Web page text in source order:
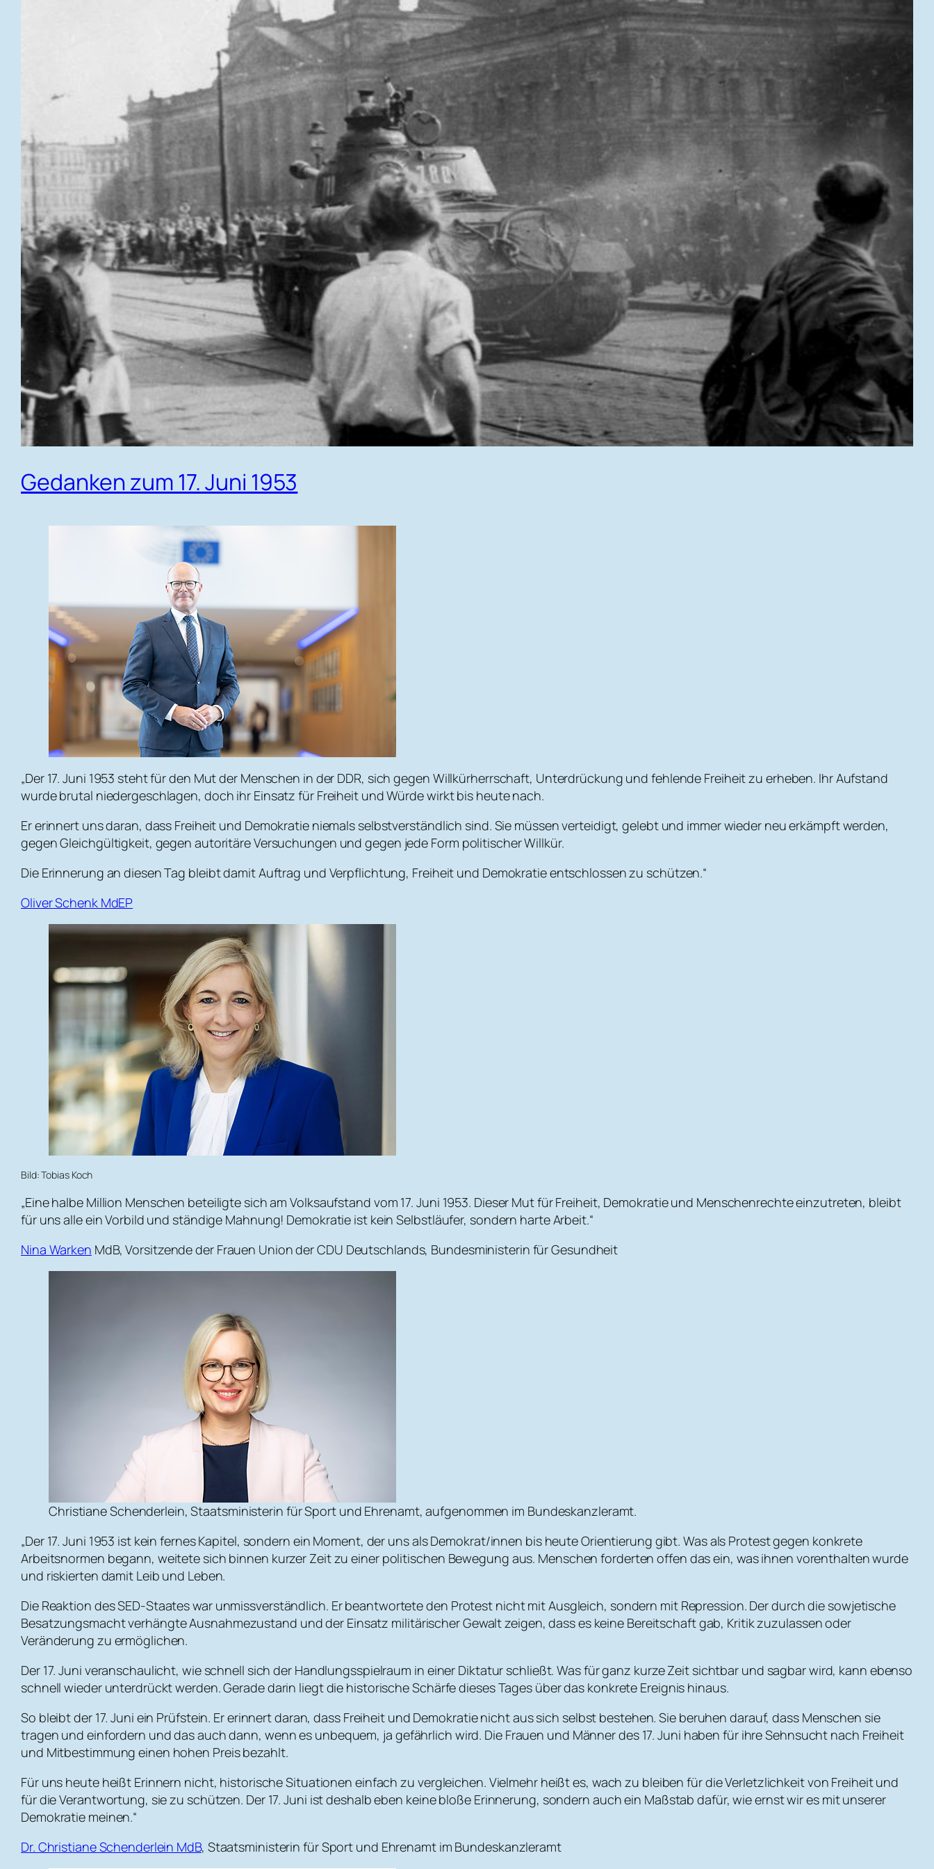
Gedanken zum 17. Juni 1953
„Der 17. Juni 1953 steht für den Mut der Menschen in der DDR, sich gegen Willkürherrschaft, Unterdrückung und fehlende Freiheit zu erheben. Ihr Aufstand
wurde brutal niedergeschlagen, doch ihr Einsatz für Freiheit und Würde wirkt bis heute nach.
Er erinnert uns daran, dass Freiheit und Demokratie niemals selbstverständlich sind. Sie müssen verteidigt, gelebt und immer wieder neu erkämpft werden,
gegen Gleichgültigkeit, gegen autoritäre Versuchungen und gegen jede Form politischer Willkür.
Die Erinnerung an diesen Tag bleibt damit Auftrag und Verpflichtung, Freiheit und Demokratie entschlossen zu schützen.“
Oliver Schenk MdEP
Bild: Tobias Koch
„Eine halbe Million Menschen beteiligte sich am Volksaufstand vom 17. Juni 1953. Dieser Mut für Freiheit, Demokratie und Menschenrechte einzutreten, bleibt
für uns alle ein Vorbild und ständige Mahnung! Demokratie ist kein Selbstläufer, sondern harte Arbeit.“
Nina Warken MdB, Vorsitzende der Frauen Union der CDU Deutschlands, Bundesministerin für Gesundheit
Christiane Schenderlein, Staatsministerin für Sport und Ehrenamt, aufgenommen im Bundeskanzleramt.
„Der 17. Juni 1953 ist kein fernes Kapitel, sondern ein Moment, der uns als Demokrat/innen bis heute Orientierung gibt. Was als Protest gegen konkrete
Arbeitsnormen begann, weitete sich binnen kurzer Zeit zu einer politischen Bewegung aus. Menschen forderten offen das ein, was ihnen vorenthalten wurde
und riskierten damit Leib und Leben.
Die Reaktion des SED-Staates war unmissverständlich. Er beantwortete den Protest nicht mit Ausgleich, sondern mit Repression. Der durch die sowjetische
Besatzungsmacht verhängte Ausnahmezustand und der Einsatz militärischer Gewalt zeigen, dass es keine Bereitschaft gab, Kritik zuzulassen oder
Veränderung zu ermöglichen.
Der 17. Juni veranschaulicht, wie schnell sich der Handlungsspielraum in einer Diktatur schließt. Was für ganz kurze Zeit sichtbar und sagbar wird, kann ebenso
schnell wieder unterdrückt werden. Gerade darin liegt die historische Schärfe dieses Tages über das konkrete Ereignis hinaus.
So bleibt der 17. Juni ein Prüfstein. Er erinnert daran, dass Freiheit und Demokratie nicht aus sich selbst bestehen. Sie beruhen darauf, dass Menschen sie
tragen und einfordern und das auch dann, wenn es unbequem, ja gefährlich wird. Die Frauen und Männer des 17. Juni haben für ihre Sehnsucht nach Freiheit
und Mitbestimmung einen hohen Preis bezahlt.
Für uns heute heißt Erinnern nicht, historische Situationen einfach zu vergleichen. Vielmehr heißt es, wach zu bleiben für die Verletzlichkeit von Freiheit und
für die Verantwortung, sie zu schützen. Der 17. Juni ist deshalb eben keine bloße Erinnerung, sondern auch ein Maßstab dafür, wie ernst wir es mit unserer
Demokratie meinen.“
Dr. Christiane Schenderlein MdB, Staatsministerin für Sport und Ehrenamt im Bundeskanzleramt